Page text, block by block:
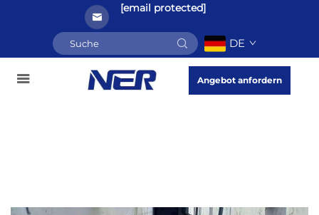
[email protected]
DE
Angebot anfordern